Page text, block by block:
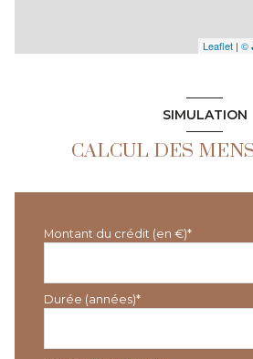
Leaflet | ©
SIMULATION
CALCUL DES
Montant du crédit (en €)*
Durée (années)*